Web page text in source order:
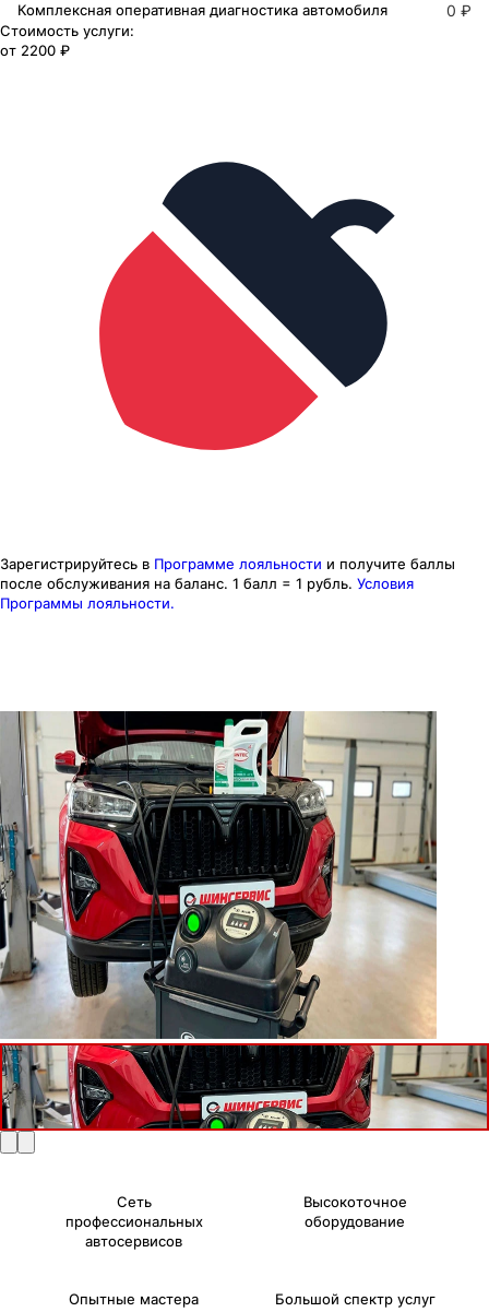
Комплексная оперативная диагностика автомобиля 0 ₽
Стоимость услуги:
от 2200 ₽
Зарегистрируйтесь в Программе лояльности и получите баллы
после обслуживания на баланс. 1 балл = 1 рубль. Условия
Программы лояльности.
Сеть
профессиональных
автосервисов
Высокоточное
оборудование
Опытные мастера Большой спектр услуг